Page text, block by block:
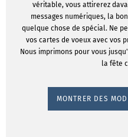
véritable, vous attirerez
messages numériques, la
quelque chose de spécial. Ne
vos cartes de voeux avec vos
Nous imprimons pour vous
la fête
MONTRER DES